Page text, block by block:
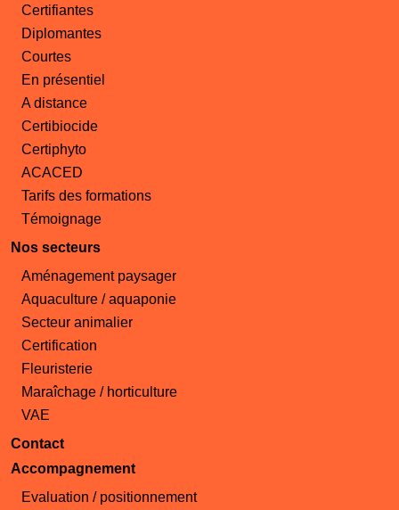
Certifiantes
Diplomantes
Courtes
En présentiel
A distance
Certibiocide
Certiphyto
ACACED
Tarifs des formations
Témoignage
Nos secteurs
Aménagement paysager
Aquaculture / aquaponie
Secteur animalier
Certification
Fleuristerie
Maraîchage / horticulture
VAE
Contact
Accompagnement
Evaluation / positionnement